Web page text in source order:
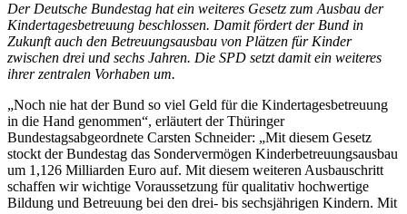
Der Deutsche Bundestag hat ein weiteres Gesetz zum Ausbau der
Kindertagesbetreuung beschlossen. Damit fördert der Bund in
Zukunft auch den Betreuungsausbau von Plätzen für Kinder
zwischen drei und sechs Jahren. Die SPD setzt damit ein weiteres
ihrer zentralen Vorhaben um.
„Noch nie hat der Bund so viel Geld für die Kindertagesbetreuung
in die Hand genommen“, erläutert der Thüringer
Bundestagsabgeordnete Carsten Schneider: „Mit diesem Gesetz
stockt der Bundestag das Sondervermögen Kinderbetreuungsausbau
um 1,126 Milliarden Euro auf. Mit diesem weiteren Ausbauschritt
schaffen wir wichtige Voraussetzung für qualitativ hochwertige
Bildung und Betreuung bei den drei- bis sechsjährigen Kindern. Mit